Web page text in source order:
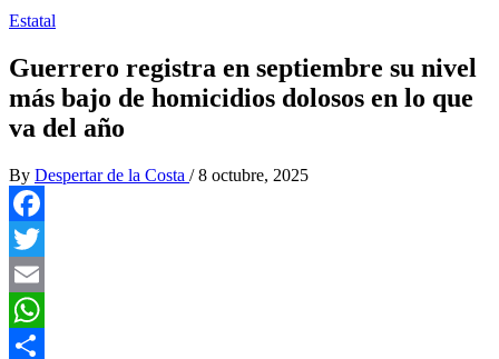
Estatal
Guerrero registra en septiembre su nivel
más bajo de homicidios dolosos en lo que
va del año
By Despertar de la Costa / 8 octubre, 2025
Facebook
Twitter
Email
WhatsApp